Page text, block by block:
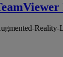
Reality-